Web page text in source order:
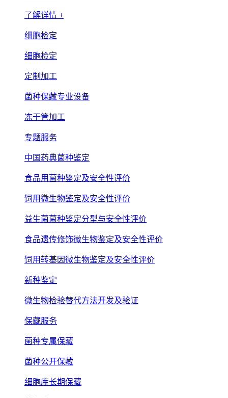
了解详情 +
细胞检定
细胞检定
定制加工
菌种保藏专业设备
冻干管加工
专题服务
中国药典菌种鉴定
食品用菌种鉴定及安全性评价
饲用微生物鉴定及安全性评价
益生菌菌种鉴定分型与安全性评价
食品遗传修饰微生物鉴定及安全性评价
饲用转基因微生物鉴定及安全性评价
新种鉴定
微生物检验替代方法开发及验证
保藏服务
菌种专属保藏
菌种公开保藏
细胞库长期保藏